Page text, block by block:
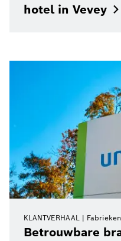
hotel in Vevey
KLANTVERHAAL Fabrieken
Betrouwbare